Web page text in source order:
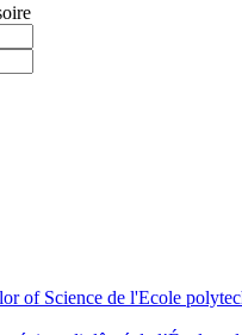
of Science de l'Ecole